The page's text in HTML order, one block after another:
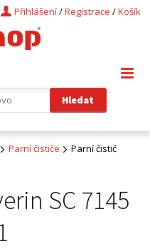
Košík
/
Registrace
/
Přihlášení
Parní čističe
Parní čistič
SC 7145